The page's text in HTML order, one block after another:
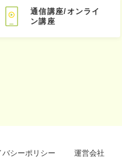
通信講座/オンライ
ン講座
バシーポリシー 運営会社